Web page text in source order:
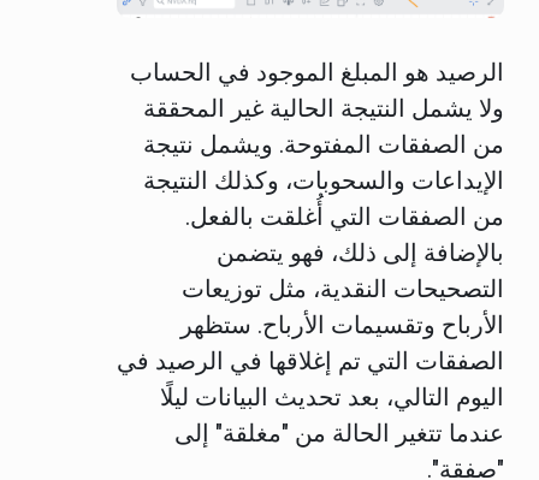
الرصيد هو المبلغ الموجود في الحساب
ولا يشمل النتيجة الحالية غير المحققة
من الصفقات المفتوحة. ويشمل نتيجة
الإيداعات والسحوبات، وكذلك النتيجة
من الصفقات التي أُغلقت بالفعل.
بالإضافة إلى ذلك، فهو يتضمن
التصحيحات النقدية، مثل توزيعات
الأرباح وتقسيمات الأرباح. ستظهر
الصفقات التي تم إغلاقها في الرصيد في
اليوم التالي، بعد تحديث البيانات ليلًا
عندما تتغير الحالة من "مغلقة" إلى
"صفقة".